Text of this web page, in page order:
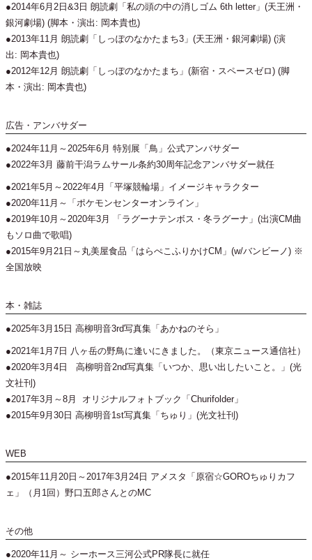
●2014年6月2日&3日 朗読劇「私の頭の中の消しゴム 6th letter」(天王洲・
銀河劇場) (脚本・演出: 岡本貴也)
●2013年11月 朗読劇「しっぽのなかたまち3」(天王洲・銀河劇場) (演
出: 岡本貴也)
●2012年12月 朗読劇「しっぽのなかたまち」(新宿・スペースゼロ) (脚
本・演出: 岡本貴也)
広告・アンバサダー
●2024年11月～2025年6月 特別展「鳥」公式アンバサダー
●2022年3月 藤前干潟ラムサール条約30周年記念アンバサダー就任
●2021年5月～2022年4月「平塚競輪場」イメージキャラクター
●2020年11月～「ポケモンセンターオンライン」
●2019年10月～2020年3月 「ラグーナテンボス・冬ラグーナ」(出演CM曲
もソロ曲で歌唱)
●2015年9月21日～丸美屋食品「はらぺこふりかけCM」(w/バンビーノ) ※
全国放映
本・雑誌
●2025年3月15日 高柳明音3rd写真集「あかねのそら」
●2021年1月7日 八ヶ岳の野鳥に逢いにきました。（東京ニュース通信社）
●2020年3月4日 高柳明音2nd写真集「いつか、思い出したいこと。」(光
文社刊)
●2017年3月～8月 オリジナルフォトブック「Churifolder」
●2015年9月30日 高柳明音1st写真集「ちゅり」(光文社刊)
WEB
●2015年11月20日～2017年3月24日 アメスタ「原宿☆GOROちゅりカフ
ェ」（月1回）野口五郎さんとのMC
その他
●2020年11月～ シーホース三河公式PR隊長に就任